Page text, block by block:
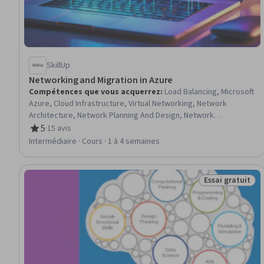
SkillUp
Networking and Migration in Azure
Compétences que vous acquerrez: Load Balancing, Microsoft
Azure, Cloud Infrastructure, Virtual Networking, Network
Architecture, Network Planning And Design, Network
Infrastructure, Cloud Computing Architecture, Network
Administration, General Networking, Firewall, Network Security,
Machines, Microsoft SQL Servers, Performance Tuning,
Scalability, Database Architecture and Administration
5
évaluation, 5 sur 5 étoiles
·15 avis
Intermédiaire · Cours · 1 à 4 semaines
Statut : Essai
Essai gratuit